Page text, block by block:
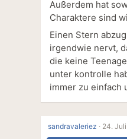
Außerdem hat
Charaktere sind
Einen Stern
irgendwie nervt,
die keine
unter kontrolle
immer zu einfach
sandravaleriez · 24. Juli